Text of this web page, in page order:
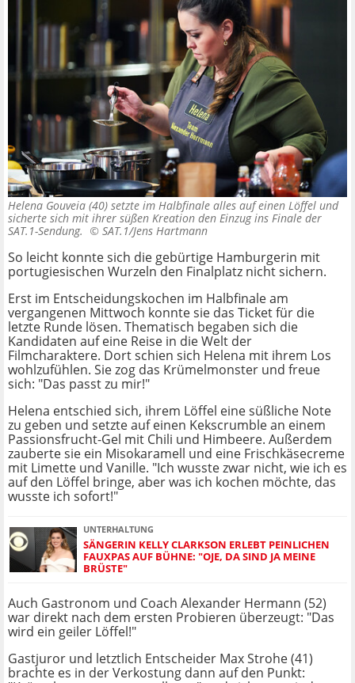
Helena Gouveia (40) setzte im Halbfinale alles auf einen Löffel und
sicherte sich mit ihrer süßen Kreation den Einzug ins Finale der
SAT.1-Sendung. © SAT.1/Jens Hartmann
So leicht konnte sich die gebürtige Hamburgerin mit
portugiesischen Wurzeln den Finalplatz nicht sichern.
Erst im Entscheidungskochen im Halbfinale am
vergangenen Mittwoch konnte sie das Ticket für die
letzte Runde lösen. Thematisch begaben sich die
Kandidaten auf eine Reise in die Welt der
Filmcharaktere. Dort schien sich Helena mit ihrem Los
wohlzufühlen. Sie zog das Krümelmonster und freue
sich: "Das passt zu mir!"
Helena entschied sich, ihrem Löffel eine süßliche Note
zu geben und setzte auf einen Kekscrumble an einem
Passionsfrucht-Gel mit Chili und Himbeere. Außerdem
zauberte sie ein Misokaramell und eine Frischkäsecreme
mit Limette und Vanille. "Ich wusste zwar nicht, wie ich es
auf den Löffel bringe, aber was ich kochen möchte, das
wusste ich sofort!"
UNTERHALTUNG
SÄNGERIN KELLY CLARKSON ERLEBT PEINLICHEN
FAUXPAS AUF BÜHNE: "OJE, DA SIND JA MEINE
BRÜSTE"
Auch Gastronom und Coach Alexander Hermann (52)
war direkt nach dem ersten Probieren überzeugt: "Das
wird ein geiler Löffel!"
Gastjuror und letztlich Entscheider Max Strohe (41)
brachte es in der Verkostung dann auf den Punkt: